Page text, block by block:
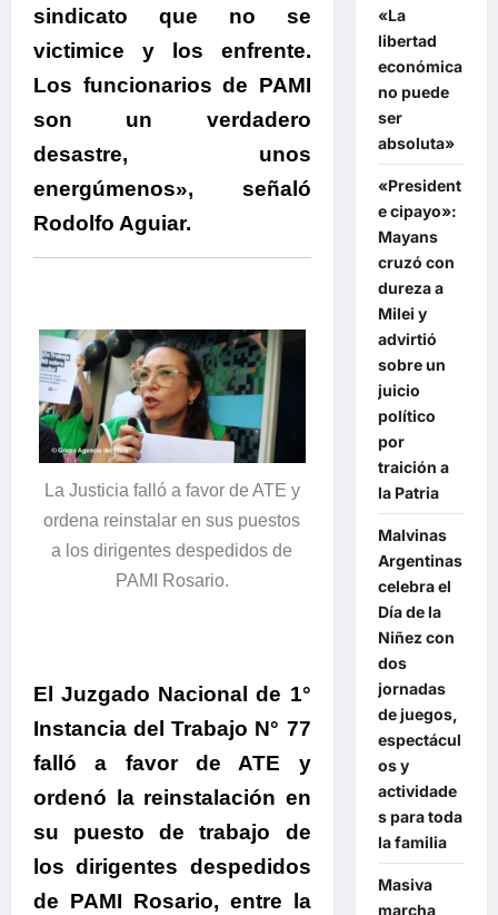
sindicato que no se
victimice y los enfrente.
Los funcionarios de PAMI
son un verdadero
desastre, unos
energúmenos», señaló
Rodolfo Aguiar.
La Justicia falló a favor de ATE y
ordena reinstalar en sus puestos
a los dirigentes despedidos de
PAMI Rosario.
El Juzgado Nacional de 1°
Instancia del Trabajo N° 77
falló a favor de ATE y
ordenó la reinstalación en
su puesto de trabajo de
los dirigentes despedidos
de PAMI Rosario, entre la
«La
libertad
económica
no puede
ser
absoluta»
«President
e cipayo»:
Mayans
cruzó con
dureza a
Milei y
advirtió
sobre un
juicio
político
por
traición a
la Patria
Malvinas
Argentinas
celebra el
Día de la
Niñez con
dos
jornadas
de juegos,
espectácul
os y
actividade
s para toda
la familia
Masiva
marcha